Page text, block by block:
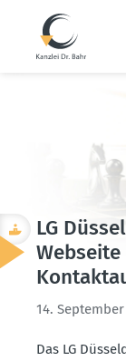
LG
14. September
Das LG